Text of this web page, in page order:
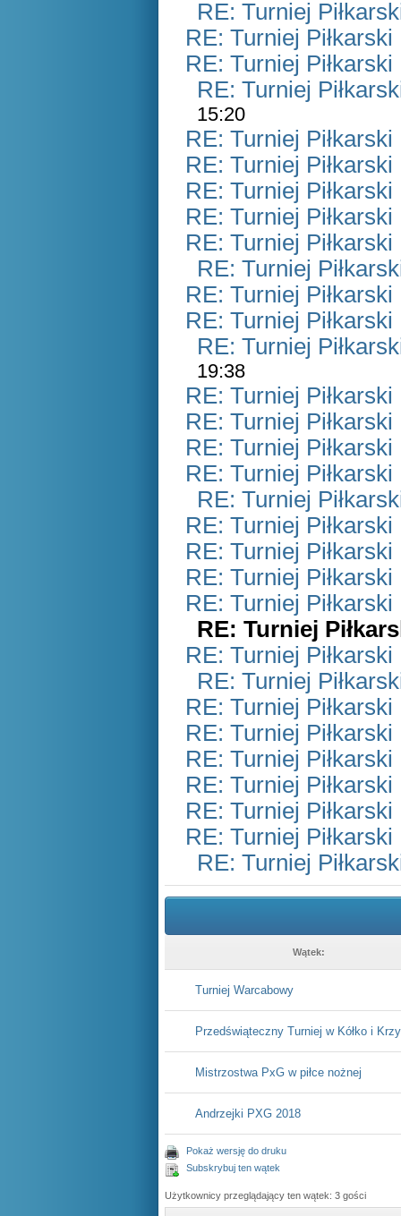
RE: Turniej
RE: Turniej Piłkarski
RE: Turniej Piłkarski
RE: Turniej
15:20
RE: Turniej Piłkarski
RE: Turniej Piłkarski
RE: Turniej Piłkarski
RE: Turniej Piłkarski
RE: Turniej Piłkarski
RE: Turniej
RE: Turniej Piłkarski
RE: Turniej Piłkarski
RE: Turniej
19:38
RE: Turniej Piłkarski
RE: Turniej Piłkarski
RE: Turniej Piłkarski
RE: Turniej Piłkarski
RE: Turniej
RE: Turniej Piłkarski
RE: Turniej Piłkarski
RE: Turniej Piłkarski
RE: Turniej Piłkarski
RE: Turniej
RE: Turniej Piłkarski
RE: Turniej
RE: Turniej Piłkarski
RE: Turniej Piłkarski
RE: Turniej Piłkarski
RE: Turniej Piłkarski
RE: Turniej Piłkarski
RE: Turniej Piłkarski
RE: Turniej
Wątek:
Turniej Warcabowy
Przedświąteczny Turniej w Kółko i
Mistrzostwa PxG w piłce nożnej
Andrzejki PXG 2018
Pokaż wersję do druku
Subskrybuj ten wątek
Użytkownicy przeglądający ten wątek: 3 gości